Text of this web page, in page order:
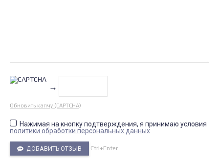
→
Обновить капчу (CAPTCHA)
Нажимая на кнопку подтверждения, я принимаю условия
политики обработки персональных данных
ДОБАВИТЬ ОТЗЫВ Ctrl+Enter